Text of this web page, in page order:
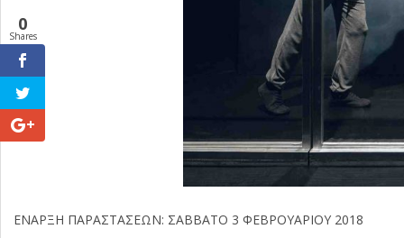
ΕΝΑΡΞΗ ΠΑΡΑΣΤΑΣΕΩΝ: ΣΑΒΒΑΤΟ 3 ΦΕΒΡΟΥΑΡΙΟΥ 2018
0
Shares